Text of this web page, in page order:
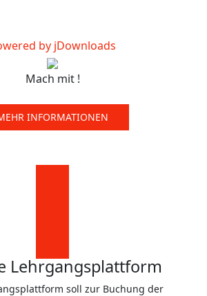
by jDownloads
Mach mit !
INFORMATIONEN
Lehrgangsplattform
soll zur Buchung der